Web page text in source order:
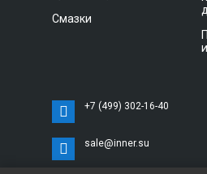
Смазки
+7 (499) 302-16-40
sale@inner.su